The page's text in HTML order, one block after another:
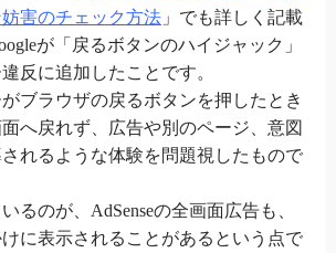
害のチェック方法」でも詳しく記載
が「戻るボタンのハイジャック」
反に追加したことです。
ブラウザの戻るボタンを押したとき
へ戻れず、広告や別のページ、意図
れるような体験を問題視したもので
るのが、AdSenseの全画面広告も、
に表示されることがあるという点で